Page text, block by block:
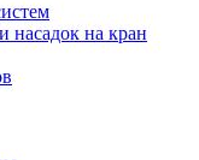
насадок на кран